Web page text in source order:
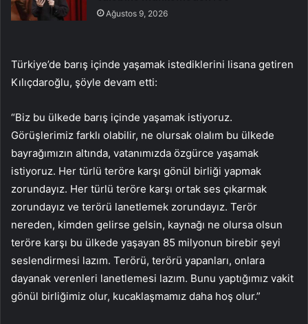
Ağustos 9, 2026
Türkiye’de barış içinde yaşamak istediklerini lisana getiren
Kılıçdaroğlu, şöyle devam etti:
“Biz bu ülkede barış içinde yaşamak istiyoruz.
Görüşlerimiz farklı olabilir, ne olursak olalım bu ülkede
bayrağımızın altında, vatanımızda özgürce yaşamak
istiyoruz. Her türlü teröre karşı gönül birliği yapmak
zorundayız. Her türlü teröre karşı ortak ses çıkarmak
zorundayız ve terörü lanetlemek zorundayız. Terör
nereden, kimden gelirse gelsin, kaynağı ne olursa olsun
teröre karşı bu ülkede yaşayan 85 milyonun birebir şeyi
seslendirmesi lazım. Terörü, terörü yapanları, onlara
dayanak verenleri lanetlemesi lazım. Bunu yaptığımız vakit
gönül birliğimiz olur, kucaklaşmamız daha hoş olur.”